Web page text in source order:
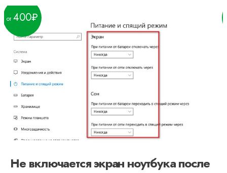
Не включается экран ноутбука после
400